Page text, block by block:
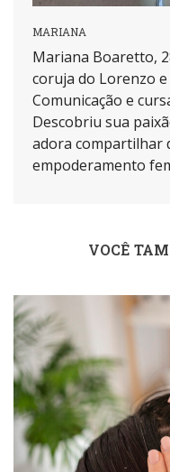
MARIANA
Mariana Boaretto,
coruja do Lorenzo
Comunicação e
Descobriu sua
adora compartilhar
empoderamento
VOCÊ